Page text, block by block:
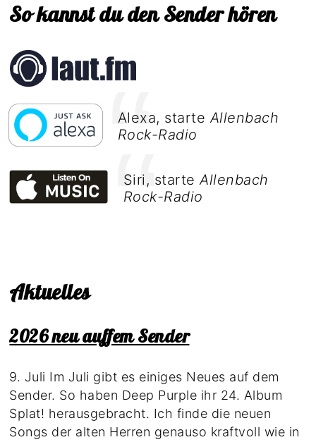
So kannst du den Sender hören
Alexa, starteAllenbach
Rock-Radio
Siri, starteAllenbach
Rock-Radio
Aktuelles
2026 neu auffem Sender
9. Juli Im Juli gibt es einiges Neues auf dem
Sender. So haben Deep Purple ihr 24. Album
Splat! herausgebracht. Ich finde die neuen
Songs der alten Herren genauso kraftvoll wie in